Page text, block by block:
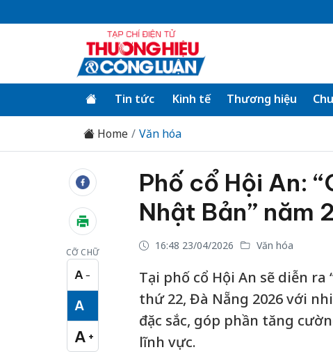
Tin tức Kinh tế Thương hiệu
Home Văn hóa
CỠ CHỮ
A −
Cỡ chữ nhỏ
A
Cỡ chữ vừa
A +
Cỡ chữ lớn
Phố cổ Hội An:
Nhật Bản” năm
16:48 23/04/2026 Văn hóa
Tại phố cổ Hội An sẽ diễn ra
thứ 22, Đà Nẵng 2026 với
đặc sắc, góp phần tăng
lĩnh vực.